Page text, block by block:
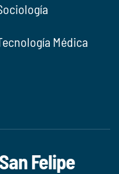
Médica
Felipe